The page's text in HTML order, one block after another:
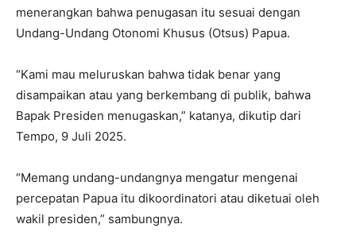
menerangkan bahwa penugasan itu sesuai dengan
Undang-Undang Otonomi Khusus (Otsus) Papua.
“Kami mau meluruskan bahwa tidak benar yang
disampaikan atau yang berkembang di publik, bahwa
Bapak Presiden menugaskan,” katanya, dikutip dari
Tempo, 9 Juli 2025.
“Memang undang-undangnya mengatur mengenai
percepatan Papua itu dikoordinatori atau diketuai oleh
wakil presiden,” sambungnya.